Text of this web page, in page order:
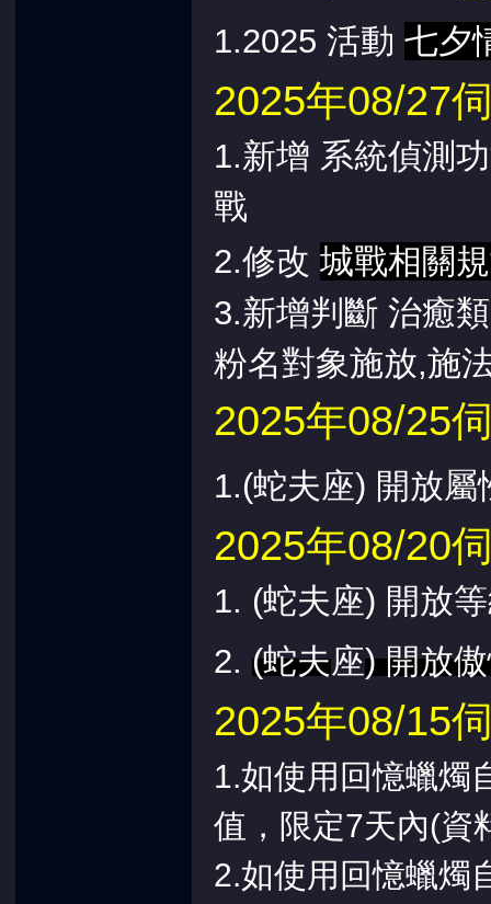
1.2025 活動 七夕
2025年08/27
1.新增 系統偵測
戰
2.修改 城戰相關
3.新增判斷 治癒
粉名對象施放,施
2025年08/25
1.(蛇夫座) 開放
2025年08/20
1. (蛇夫座) 開放
2. (蛇夫座)開放
2025年08/15
1.如使用回憶蠟燭
值，限定7天內(資
2.如使用回憶蠟燭